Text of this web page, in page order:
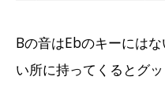
Bの音はEbのキーには
い所に持ってくるとグッ